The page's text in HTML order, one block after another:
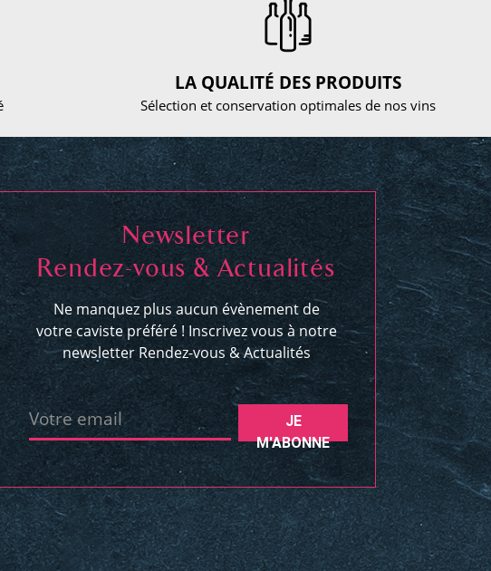
LA QUALITÉ DES PRODUITS
Sélection et conservation optimales de nos vins
Newsletter
Rendez-vous & Actualités
Ne manquez plus aucun évènement de
votre caviste préféré ! Inscrivez vous à notre
newsletter Rendez-vous & Actualités
Votre email
JE
M'ABONNE